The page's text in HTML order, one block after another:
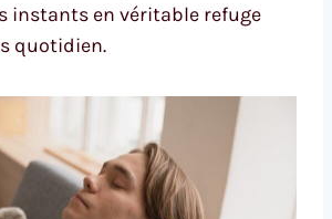
instants en véritable refuge
quotidien.